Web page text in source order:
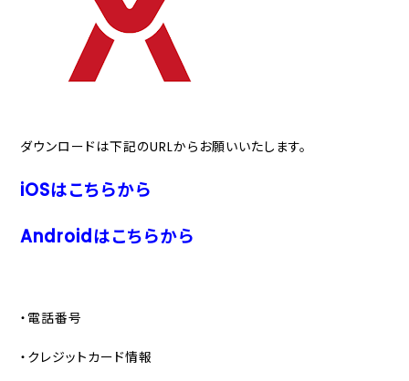
ダウンロードは下記のURLからお願いいたします。
iOSはこちらから
Androidはこちらから
・電話番号
・クレジットカード情報